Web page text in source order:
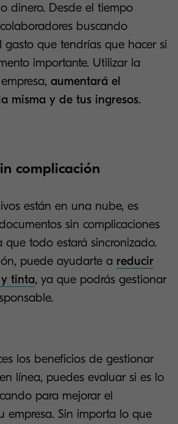
dinero. Desde el tiempo
buscando
gasto que tendrías que hacer si
importante. Utilizar la
aumentará el
misma y de tus ingresos.
complicación
están en una nube, es
sin complicaciones
que todo estará sincronizado.
puede ayudarte a reducir
tinta, ya que podrás gestionar
los beneficios de gestionar
línea, puedes evaluar si es lo
para mejorar el
empresa. Sin importa lo que